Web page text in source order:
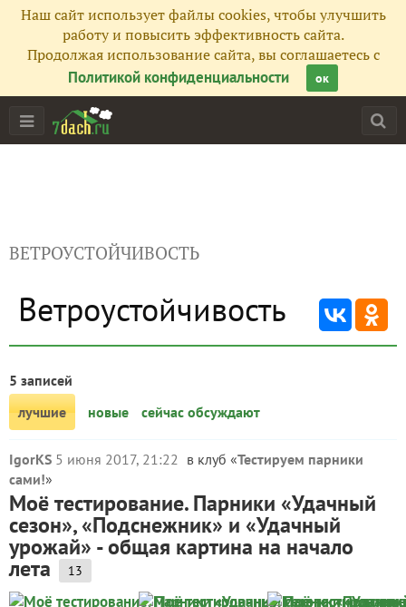
Наш сайт использует файлы cookies, чтобы улучшить
работу и повысить эффективность сайта.
Продолжая использование сайта, вы соглашаетесь с
Политикой конфиденциальности
ок
ВЕТРОУСТОЙЧИВОСТЬ
Ветроустойчивость
5 записей
лучшие
новые сейчас обсуждают
IgorKS 5 июня 2017, 21:22 в клуб «Тестируем парники
сами!»
Моё тестирование. Парники «Удачный
сезон», «Подснежник» и «Удачный
урожай» - общая картина на начало
лета 13